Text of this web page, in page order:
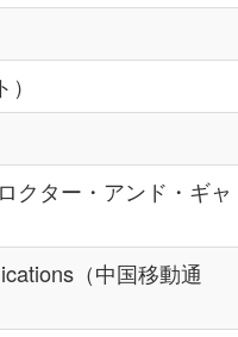
クター・アンド・ギャ
（中国移動通